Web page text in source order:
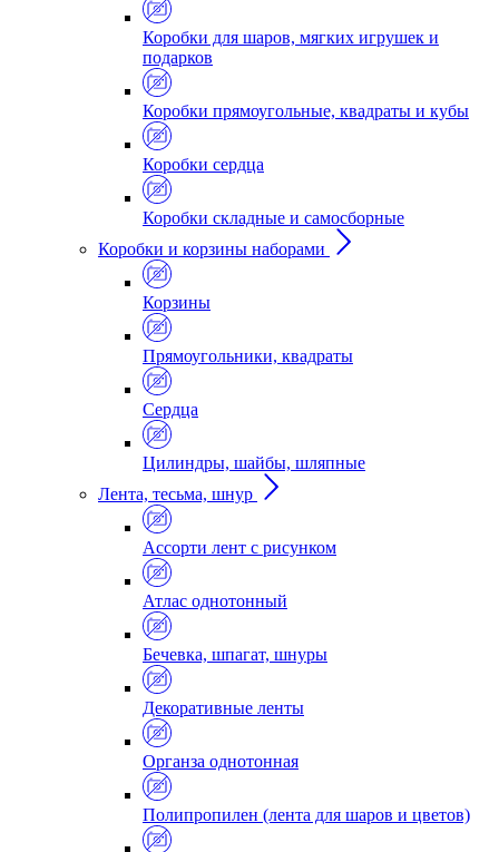
Коробки для шаров, мягких игрушек и
подарков
Коробки прямоугольные, квадраты и кубы
Коробки сердца
Коробки складные и самосборные
Коробки и корзины наборами
Корзины
Прямоугольники, квадраты
Сердца
Цилиндры, шайбы, шляпные
Лента, тесьма, шнур
Ассорти лент с рисунком
Атлас однотонный
Бечевка, шпагат, шнуры
Декоративные ленты
Органза однотонная
Полипропилен (лента для шаров и цветов)